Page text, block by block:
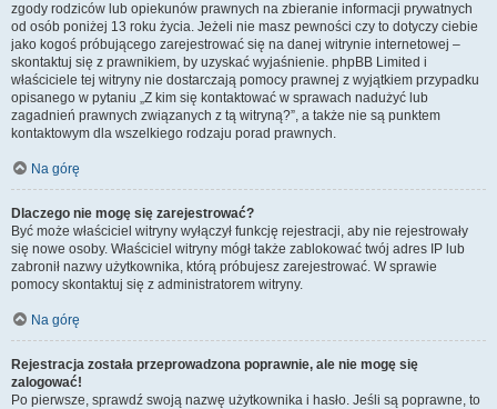
zgody rodziców lub opiekunów prawnych na zbieranie informacji prywatnych
od osób poniżej 13 roku życia. Jeżeli nie masz pewności czy to dotyczy ciebie
jako kogoś próbującego zarejestrować się na danej witrynie internetowej –
skontaktuj się z prawnikiem, by uzyskać wyjaśnienie. phpBB Limited i
właściciele tej witryny nie dostarczają pomocy prawnej z wyjątkiem przypadku
opisanego w pytaniu „Z kim się kontaktować w sprawach nadużyć lub
zagadnień prawnych związanych z tą witryną?”, a także nie są punktem
kontaktowym dla wszelkiego rodzaju porad prawnych.
Na górę
Dlaczego nie mogę się zarejestrować?
Być może właściciel witryny wyłączył funkcję rejestracji, aby nie rejestrowały
się nowe osoby. Właściciel witryny mógł także zablokować twój adres IP lub
zabronił nazwy użytkownika, którą próbujesz zarejestrować. W sprawie
pomocy skontaktuj się z administratorem witryny.
Na górę
Rejestracja została przeprowadzona poprawnie, ale nie mogę się
zalogować!
Po pierwsze, sprawdź swoją nazwę użytkownika i hasło. Jeśli są poprawne, to